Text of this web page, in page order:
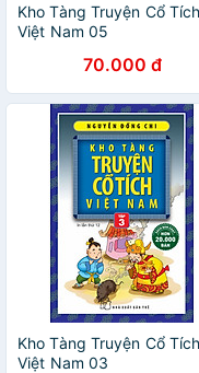
Kho Tàng Truyện Cổ Tích
Việt Nam 05
70.000 đ
Kho Tàng Truyện Cổ Tích
Việt Nam 03